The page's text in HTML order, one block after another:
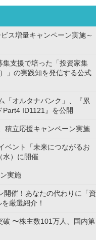
ス増量キャンペーン実施～
集支援で培った「投資家集
」の実践知を発信する公式
「オルタナバンク」、『累
ID1121』を公開
積立応援キャンペーン実施
ベント「未来につながるお
水）に開催
実施
開催！あなたの代わりに「資
厳選紹介！
破 〜株主数101万人、国内第